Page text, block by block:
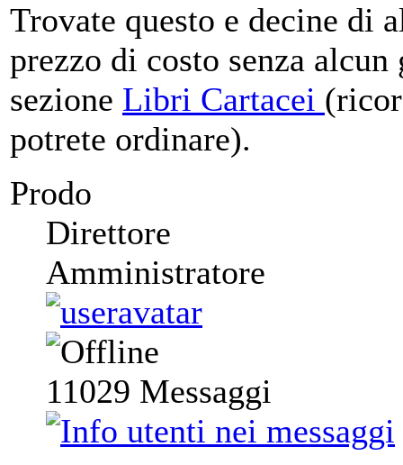
Trovate questo e decine di
prezzo di costo senza
sezione Libri Cartacei
potrete ordinare).
Prodo
Direttore
Amministratore
11029 Messaggi